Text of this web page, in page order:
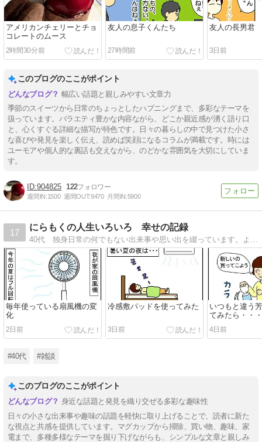
アメリカンチェリーとチョ
コレートのムース
2時間30分前
友人の息子くんたち
27時間前
友人の長男君
3日前
このブログのここがポイント
幅広い話題と親しみやすい文章力
季節のスイーツから日常のちょっとしたハプニングまで、多彩なテーマを
扱っています。バラエティ豊かな内容ながら、どこか親近感が湧く語り口
と、心くすぐる詳細な描写が特色です。日々の暮らしの中で見つけた小さ
な喜びや発見を楽しく伝え、読めば笑顔になるコラムが満載です。時には
ユーモアや個人的な裏話も交えながら、のどかな雰囲気を大切にしていま
す。
904825 122
週間IN:1500 週間OUT:9470 月間IN:5900
17
にらもくの人生いろいろ 幸せの記録
40代 独身日常の何でもない出来事や思い出を綴っています。よろしくお願いいたします。
毎年使っている扇風機の変
化
2日前
冷感敷パッドを使ってみた
3日前
いつもと違う
てみたら・・・
4日前
#40代 #雑談
このブログのここがポイント
身近な話題と発見を織り交ぜる多彩な趣味性
日々の小さな出来事や趣味の話題を軽快に取り上げることで、読者に新た
な視点と共感を提供しています。マグカップから掃除、買い物、趣味、家
電まで、多種多様なテーマを掘り下げながらも、シンプルな文章と親しみ